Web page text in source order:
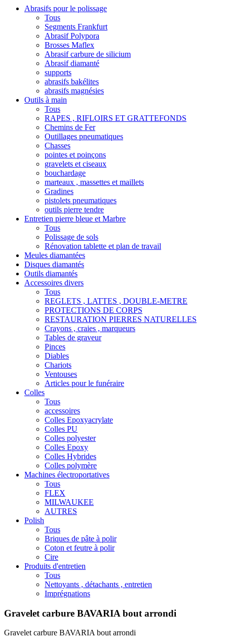
Abrasifs pour le polissage
Tous
Segments Frankfurt
Abrasif Polypora
Brosses Maflex
Abrasif carbure de silicium
Abrasif diamanté
supports
abrasifs bakélites
abrasifs magnésies
Outils à main
Tous
RAPES , RIFLOIRS ET GRATTEFONDS
Chemins de Fer
Outillages pneumatiques
Chasses
pointes et poinçons
gravelets et ciseaux
bouchardage
marteaux , massettes et maillets
Gradines
pistolets pneumatiques
outils pierre tendre
Entretien pierre bleue et Marbre
Tous
Polissage de sols
Rénovation tablette et plan de travail
Meules diamantées
Disques diamantés
Outils diamantés
Accessoires divers
Tous
REGLETS , LATTES , DOUBLE-METRE
PROTECTIONS DE CORPS
RESTAURATION PIERRES NATURELLES
Crayons , craies , marqueurs
Tables de graveur
Pinces
Diables
Chariots
Ventouses
Articles pour le funéraire
Colles
Tous
accessoires
Colles Epoxyacrylate
Colles PU
Colles polyester
Colles Epoxy
Colles Hybrides
Colles polymère
Machines électroportatives
Tous
FLEX
MILWAUKEE
AUTRES
Polish
Tous
Briques de pâte à polir
Coton et feutre à polir
Cire
Produits d'entretien
Tous
Nettoyants , détachants , entretien
Imprégnations
Gravelet carbure BAVARIA bout arrondi
Gravelet carbure BAVARIA bout arrondi